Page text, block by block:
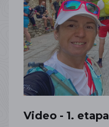
Video - 1. etapa